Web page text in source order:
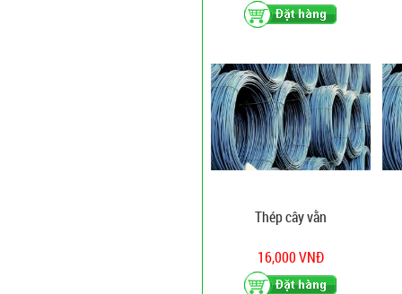
Thép cây vằn
16,000 VNĐ